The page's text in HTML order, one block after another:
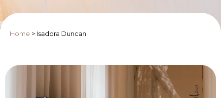
Home > Isadora Duncan